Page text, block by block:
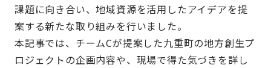
課題に向き合い、地域資源を活用したアイデアを提
案する新たな取り組みを行いました。
本記事では、チームCが提案した九重町の地方創生プ
ロジェクトの企画内容や、現場で得た気づきを詳し